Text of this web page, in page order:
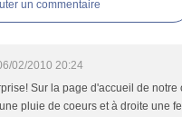
un commentaire
02/2010 20:24
Sur la page d'accueil de notre
pluie de coeurs et à droite une